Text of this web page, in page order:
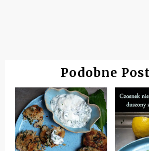
Podobne